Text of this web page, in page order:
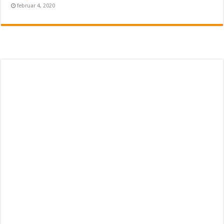
februar 4, 2020